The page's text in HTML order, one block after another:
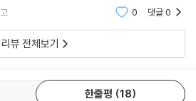
0 댓글0
리뷰 전체보기
한줄평 18